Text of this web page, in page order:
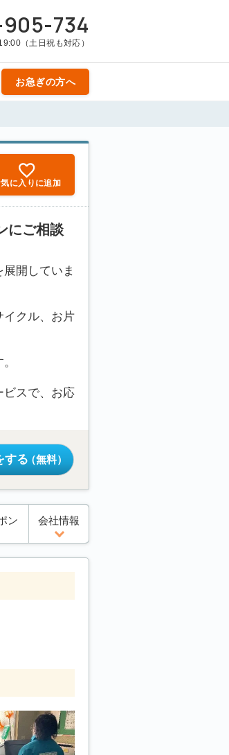
734
（土日祝も対応）
お急ぎの方へ
気に入りに追加
にご相談
開していま
イクル、お片
ビスで、お応
する（無料）
ン 会社情報